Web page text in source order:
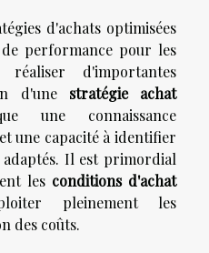
d'achats optimisées
performance pour les
d'importantes
d'une stratégie achat
une connaissance
une capacité à identifier
Il est primordial
les conditions d'achat
pleinement les
des coûts.